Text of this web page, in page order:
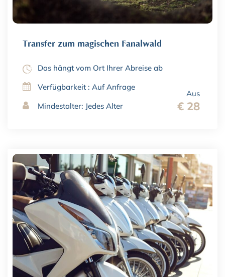
Transfer zum magischen Fanalwald
Aus
€ 28
Das hängt vom Ort Ihrer Abreise ab
Verfügbarkeit : Auf Anfrage
Mindestalter: Jedes Alter